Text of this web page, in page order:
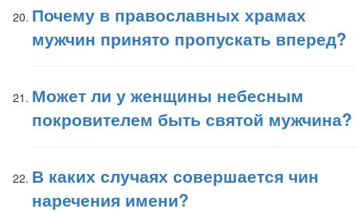
Почему в православных храмах
мужчин принято пропускать вперед?
Может ли у женщины небесным
покровителем быть святой мужчина?
В каких случаях совершается чин
наречения имени?